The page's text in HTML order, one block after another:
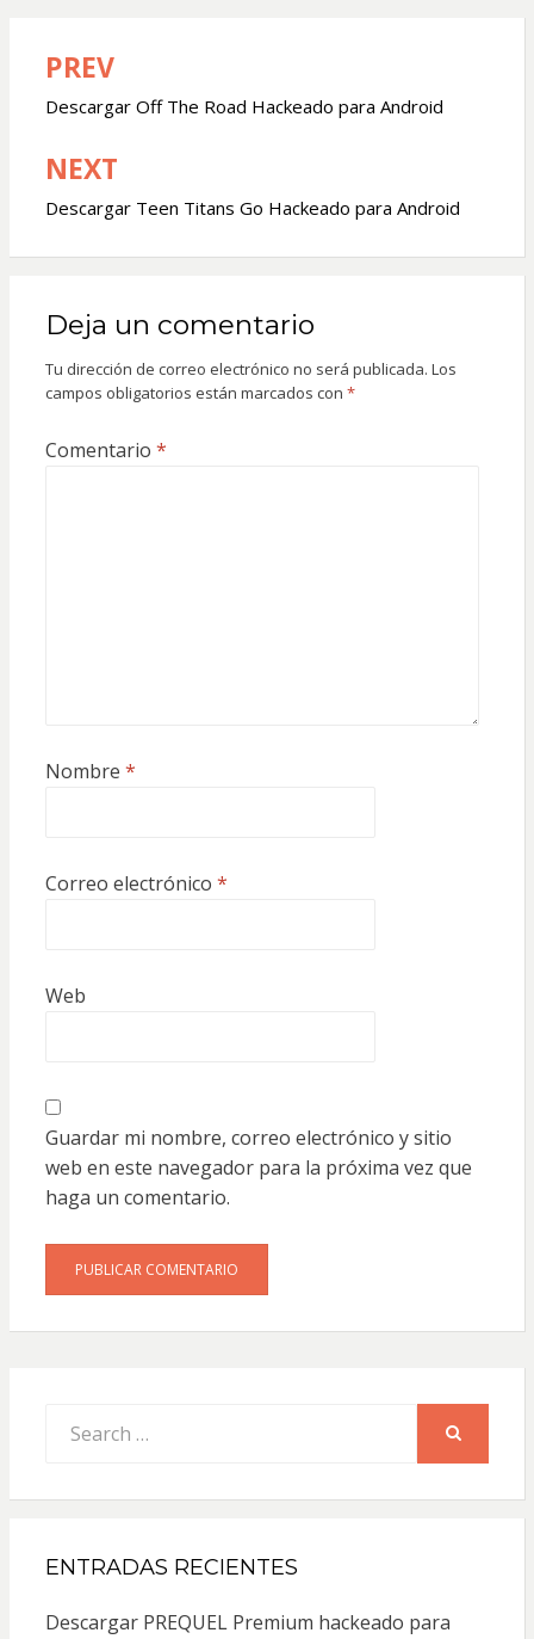
Navegación
de
entradas
PREV
Descargar Off The Road Hackeado para Android
NEXT
Descargar Teen Titans Go Hackeado para Android
Deja un comentario
Tu dirección de correo electrónico no será publicada. Los
campos obligatorios están marcados con *
Comentario *
Nombre *
Correo electrónico *
Web
Guardar mi nombre, correo electrónico y sitio
web en este navegador para la próxima vez que
haga un comentario.
for:
ENTRADAS RECIENTES
Descargar PREQUEL Premium hackeado para